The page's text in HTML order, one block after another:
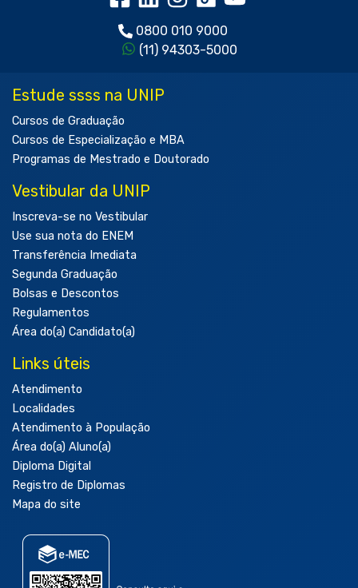
0800 010 9000
(11) 94303-5000
Estude ssss na UNIP
Cursos de Graduação
Cursos de Especialização e MBA
Programas de Mestrado e Doutorado
Vestibular da UNIP
Inscreva-se no Vestibular
Use sua nota do ENEM
Transferência Imediata
Segunda Graduação
Bolsas e Descontos
Regulamentos
Área do(a) Candidato(a)
Links úteis
Atendimento
Localidades
Atendimento à População
Área do(a) Aluno(a)
Diploma Digital
Registro de Diplomas
Mapa do site